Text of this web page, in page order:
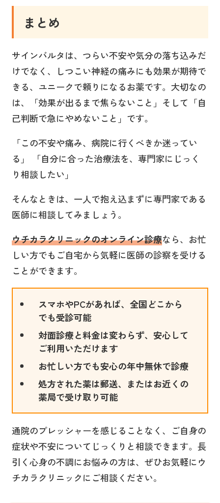
まとめ
サインバルタは、つらい不安や気分の落ち込みだ
けでなく、しつこい神経の痛みにも効果が期待で
きる、ユニークで頼りになるお薬です。大切なの
は、「効果が出るまで焦らないこと」そして「自
己判断で急にやめないこと」です。
「この不安や痛み、病院に行くべきか迷ってい
る」 「自分に合った治療法を、専門家にじっく
り相談したい」
そんなときは、一人で抱え込まずに専門家である
医師に相談してみましょう。
ウチカラクリニックのオンライン診療なら、お忙
しい方でもご自宅から気軽に医師の診察を受ける
ことができます。
スマホやPCがあれば、全国どこから
でも受診可能
対面診療と料金は変わらず、安心して
ご利用いただけます
お忙しい方でも安心の年中無休で診療
処方された薬は郵送、またはお近くの
薬局で受け取り可能
通院のプレッシャーを感じることなく、ご自身の
症状や不安についてじっくりと相談できます。長
引く心身の不調にお悩みの方は、ぜひお気軽にウ
チカラクリニックにご相談ください。